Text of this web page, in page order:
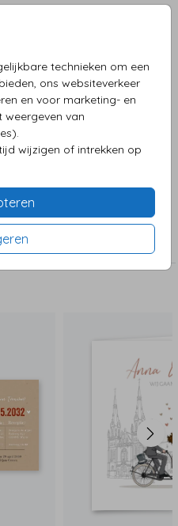
technieken om een
ons websiteverkeer
en voor marketing- en
van
wijzigen of intrekken op
met takjes Een
een hartvormig design
met takjes. De kaart is
botanische of bloemrijke
een chique of stijlvolle